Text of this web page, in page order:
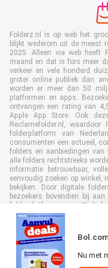
Nu met
Folderz.nl is op web het
blijkt wederom uit de meest
2025. Alleen via web heeft
maand en dat is fors meer
verkeer en vele honderd
groter online publiek dan
worden er meer dan 50
platformen en apps.
ontvangen een rating van
Apple App Store. Ook
Reclamefolder.nl,
folderplatform van
consumenten een actueel,
folders en aanbiedingen van
alle folders rechtstreeks
informatie betrouwbaar,
eenvoudig zoeken op winkel,
bekijken. Door digitale
bezoekers bovendien bij
folderplatform van
folderpublicaties, heeft
met retailers en merken.
speler in de digitale